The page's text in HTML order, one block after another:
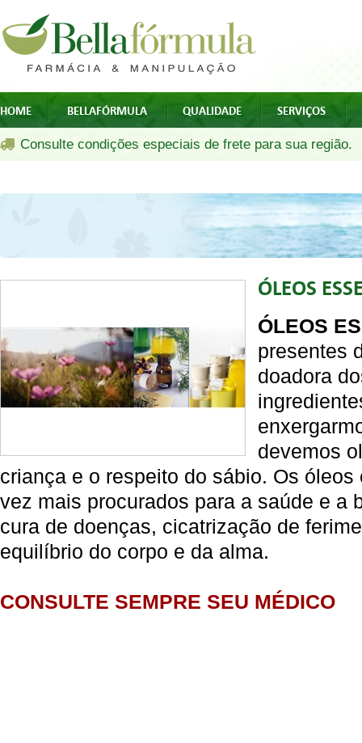
HOME BELLAFÓRMULA QUALIDADE SERVIÇOS
Consulte condições especiais de frete para sua região.
ÓLEOS
ÓLEOS
presentes
doadora
devemos
criança e o respeito do sábio. Os
vez mais procurados para a saúde e a
cura de doenças, cicatrização de
equilíbrio do corpo e da alma.
CONSULTE SEMPRE SEU MÉDICO